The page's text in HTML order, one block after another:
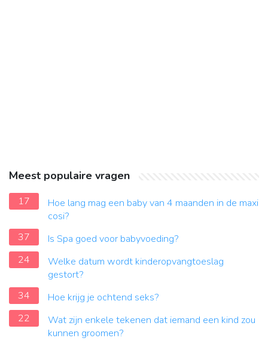
Meest populaire vragen
17
Hoe lang mag een baby van 4 maanden in de maxi
cosi?
37
Is Spa goed voor babyvoeding?
24
Welke datum wordt kinderopvangtoeslag
gestort?
34
Hoe krijg je ochtend seks?
22
Wat zijn enkele tekenen dat iemand een kind zou
kunnen groomen?